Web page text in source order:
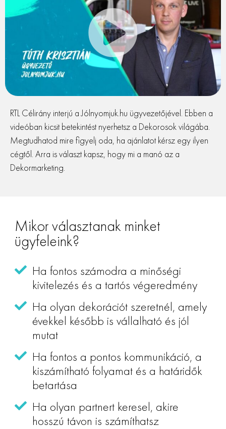
RTL Célirány interjú a Jólnyomjuk.hu ügyvezetőjével. Ebben a
videóban kicsit betekintést nyerhetsz a Dekorosok világába.
Megtudhatod mire figyelj oda, ha ajánlatot kérsz egy ilyen
cégtől. Arra is választ kapsz, hogy mi a manó az a
Dekormarketing.
Mikor választanak minket
ügyfeleink?
Ha fontos számodra a minőségi
kivitelezés és a tartós végeredmény
Ha olyan dekorációt szeretnél, amely
évekkel később is vállalható és jól
mutat
Ha fontos a pontos kommunikáció, a
kiszámítható folyamat és a határidők
betartása
Ha olyan partnert keresel, akire
hosszú távon is számíthatsz